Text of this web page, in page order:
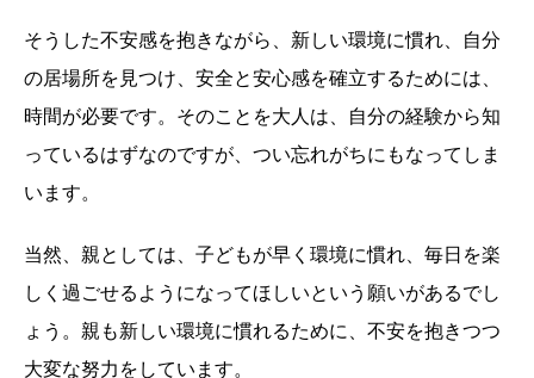
そうした不安感を抱きながら、新しい環境に慣れ、自分
の居場所を見つけ、安全と安心感を確立するためには、
時間が必要です。そのことを大人は、自分の経験から知
っているはずなのですが、つい忘れがちにもなってしま
います。
当然、親としては、子どもが早く環境に慣れ、毎日を楽
しく過ごせるようになってほしいという願いがあるでし
ょう。親も新しい環境に慣れるために、不安を抱きつつ
大変な努力をしています。